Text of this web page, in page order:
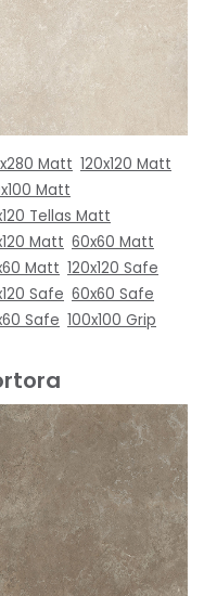
Matt 120x120 Matt
Matt
Tellas Matt
Matt 60x60 Matt
Matt 120x120 Safe
Safe 60x60 Safe
Safe 100x100 Grip